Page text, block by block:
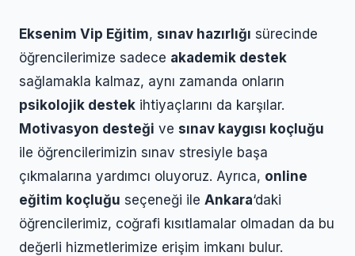
Eksenim Vip Eğitim, sınav hazırlığı sürecinde
öğrencilerimize sadece akademik destek
sağlamakla kalmaz, aynı zamanda onların
psikolojik destek ihtiyaçlarını da karşılar.
Motivasyon desteği ve sınav kaygısı koçluğu
ile öğrencilerimizin sınav stresiyle başa
çıkmalarına yardımcı oluyoruz. Ayrıca, online
eğitim koçluğu seçeneği ile Ankara‘daki
öğrencilerimiz, coğrafi kısıtlamalar olmadan da bu
değerli hizmetlerimize erişim imkanı bulur.